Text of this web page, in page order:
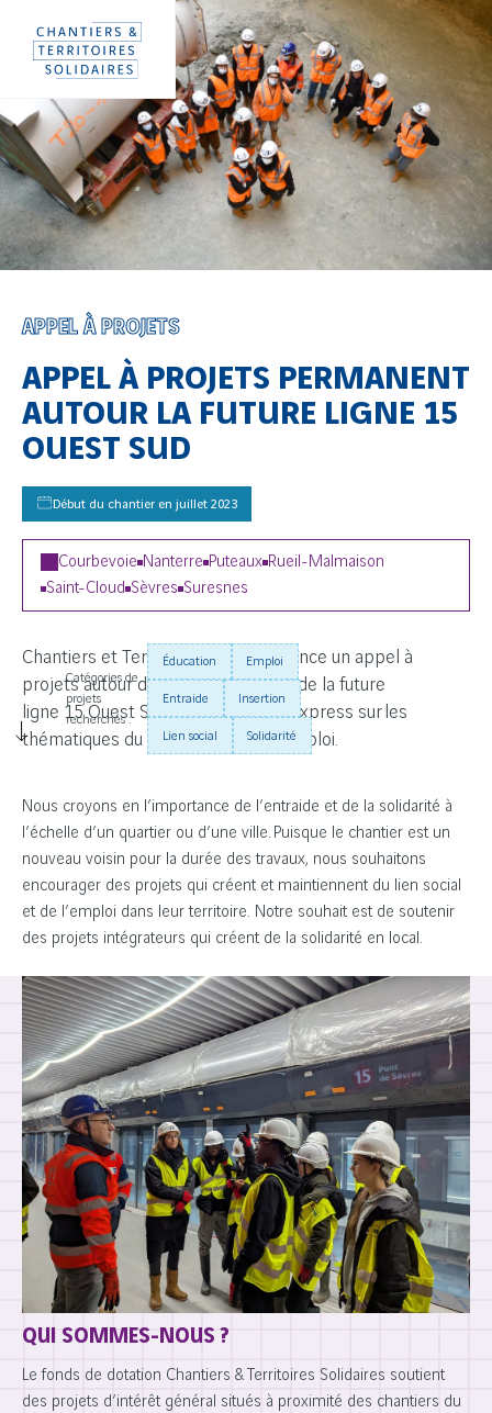
directement
APPEL À PROJETS
APPEL À PROJETS PERMANENT
AUTOUR LA FUTURE LIGNE 15
OUEST SUD
Début du chantier en juillet 2023
Courbevoie Nanterre Puteaux Rueil-Malmaison
Saint-Cloud Sèvres Suresnes
Chantiers et Territoires Solidaires lance un appel à
projets autour des chantiers VINCI de la future
ligne 15 Ouest Sud du Grand Paris Express sur les
thématiques du lien social et de l’emploi.
Catégories de
projets
recherchés :
Éducation Emploi
Entraide Insertion
Lien social Solidarité
Scroller
suite
Nous croyons en l’importance de l’entraide et de la solidarité à
l’échelle d’un quartier ou d’une ville. Puisque le chantier est un
nouveau voisin pour la durée des travaux, nous souhaitons
encourager des projets qui créent et maintiennent du lien social
et de l’emploi dans leur territoire. Notre souhait est de soutenir
des projets intégrateurs qui créent de la solidarité en local.
QUI SOMMES-NOUS ?
Le fonds de dotation Chantiers & Territoires Solidaires soutient
des projets d’intérêt général situés à proximité des chantiers du
Panneau de gestion des cookies